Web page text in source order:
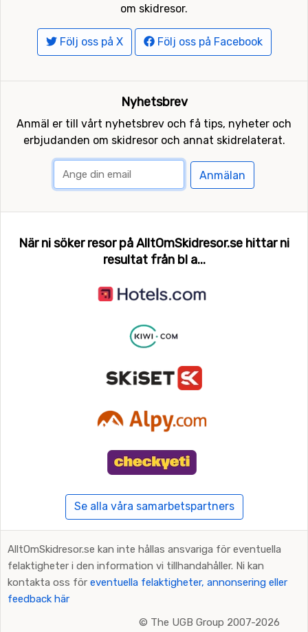
om skidresor.
Följ oss på X Följ oss på Facebook
Nyhetsbrev
Anmäl er till vårt nyhetsbrev och få tips, nyheter och
erbjudanden om skidresor och annat skidrelaterat.
Anmälan
När ni söker resor på AlltOmSkidresor.se hittar ni
resultat från bl a...
Se alla våra samarbetspartners
AlltOmSkidresor.se kan inte hållas ansvariga för eventuella
felaktigheter i den information vi tillhandahåller. Ni kan
kontakta oss för eventuella felaktigheter, annonsering eller
feedback här
© The UGB Group 2007-2026